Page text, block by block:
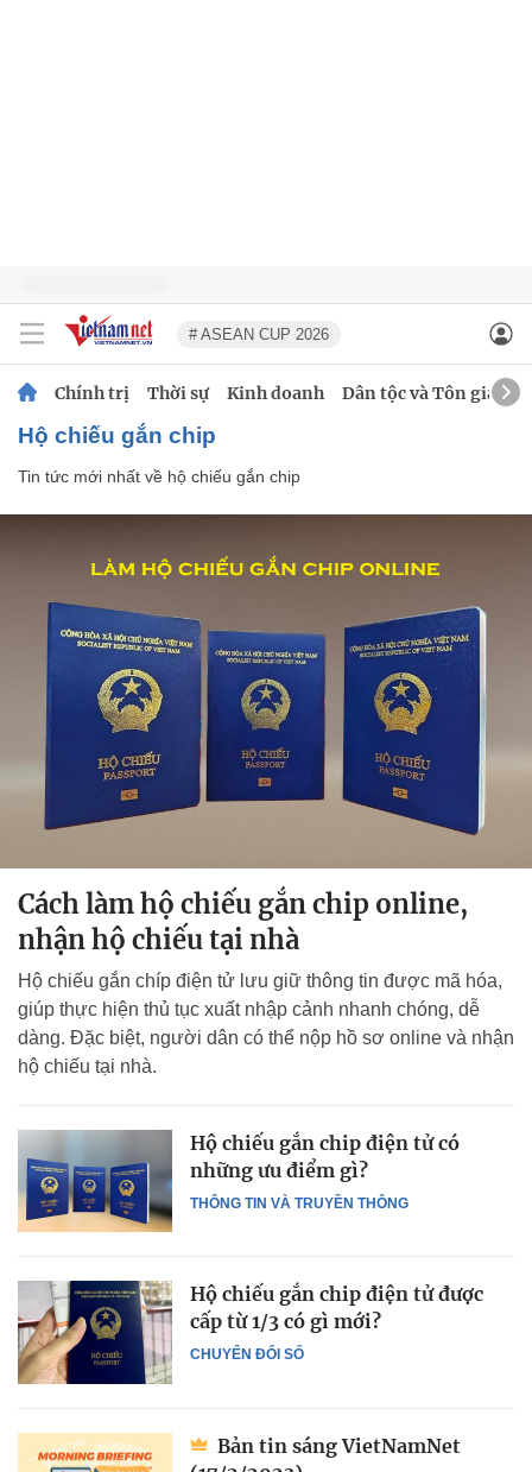
# ASEAN CUP 2026
Chính trị Thời sự Kinh doanh Dân tộc và Tôn giáo
hộ chiếu gắn chip
Tin tức mới nhất về hộ chiếu gắn chip
Cách làm hộ chiếu gắn chip online,
nhận hộ chiếu tại nhà
Hộ chiếu gắn chíp điện tử lưu giữ thông tin được mã hóa,
giúp thực hiện thủ tục xuất nhập cảnh nhanh chóng, dễ
dàng. Đặc biệt, người dân có thể nộp hồ sơ online và nhận
hộ chiếu tại nhà.
THÔNG TIN VÀ TRUYỀN THÔNG
Hộ chiếu gắn chip điện tử có
những ưu điểm gì?
CHUYỂN ĐỔI SỐ
Hộ chiếu gắn chip điện tử được
cấp từ 1/3 có gì mới?
Bản tin sáng VietNamNet